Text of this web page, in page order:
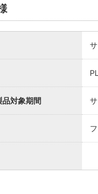
対象期間
や埋木などの同梱品が付
場合は、「※業者様向け